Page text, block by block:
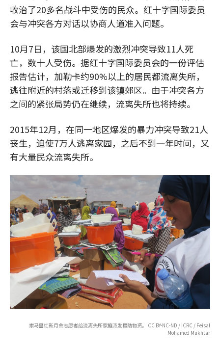
收治了20多名战斗中受伤的民众。红十字国际委员
会与冲突各方对话以协商人道准入问题。
10月7日，该国北部爆发的激烈冲突导致11人死
亡，数十人受伤。据红十字国际委员会的一份评估
报告估计，加勒卡约90%以上的居民都流离失所，
逃往附近的村落或迁移到该镇郊区。由于冲突各方
之间的紧张局势仍在继续，流离失所也将持续。
2015年12月，在同一地区爆发的暴力冲突导致21人
丧生，迫使7万人逃离家园，之后不到一年时间，又
有大量民众流离失所。
索马里红新月会志愿者给流离失所家庭派发援助物资。 CC BY-NC-ND / ICRC / Feisal
Mohamed Mukhtar